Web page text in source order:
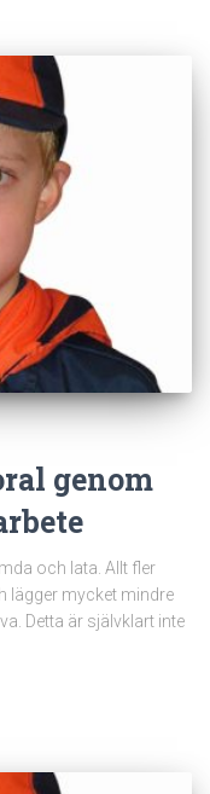
genom
och lata. Allt fler
lägger mycket mindre
Detta är självklart inte